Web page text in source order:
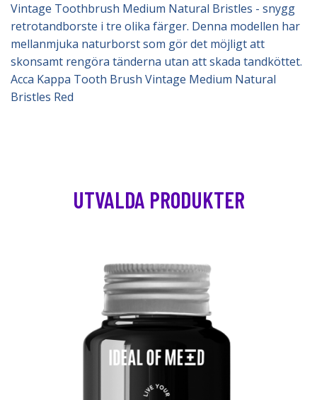
Vintage Toothbrush Medium Natural Bristles - snygg
retrotandborste i tre olika färger. Denna modellen har
mellanmjuka naturborst som gör det möjligt att
skonsamt rengöra tänderna utan att skada tandköttet.
Acca Kappa Tooth Brush Vintage Medium Natural
Bristles Red
UTVALDA PRODUKTER